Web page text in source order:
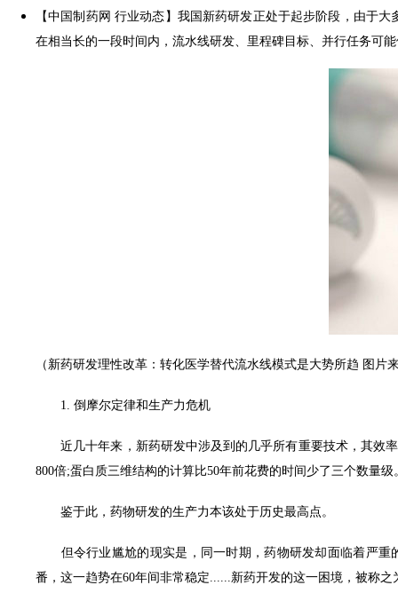
【中国制药网 行业动态】我国新药研发正处于起步阶段，由于
在相当长的一段时间内，流水线研发、里程碑目标、并行任务可
（新药研发理性改革：转化医学替代流水线模式是大势所趋 图片
1. 倒摩尔定律和生产力危机
近几十年来，新药研发中涉及到的几乎所有重要技术，其效率
800倍;蛋白质三维结构的计算比50年前花费的时间少了三个数量级
鉴于此，药物研发的生产力本该处于历史最高点。
但令行业尴尬的现实是，同一时期，药物研发却面临着严重的
番，这一趋势在60年间非常稳定......新药开发的这一困境，被称
制造地基：上海
邮编： 200241
网址：